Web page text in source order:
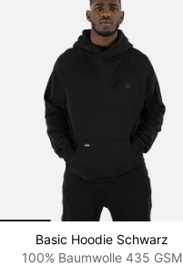
Basic Hoodie Schwarz
100% Baumwolle 435 GSM